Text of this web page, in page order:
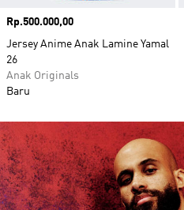
Harga
Rp.500.000,00
Jersey Anime Anak Lamine Yamal
26
Anak Originals
Baru